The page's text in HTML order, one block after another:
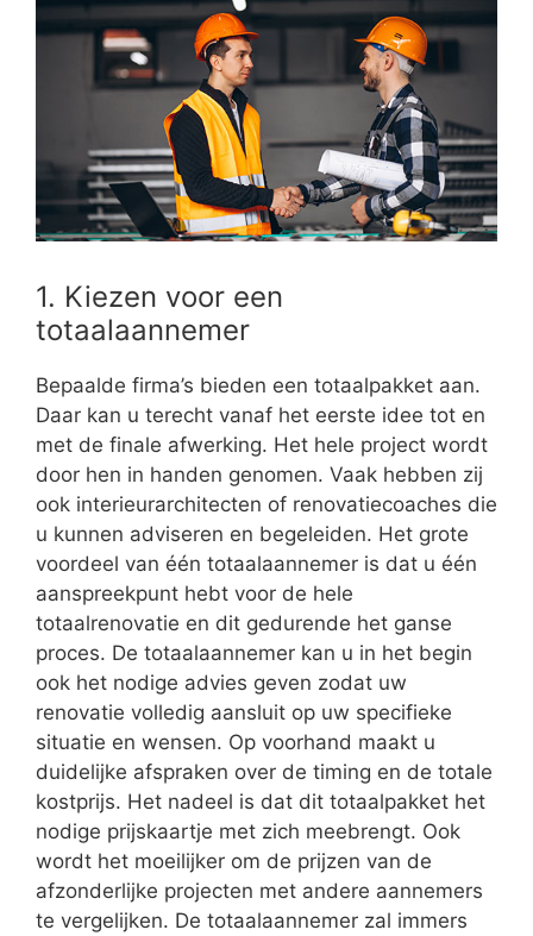
1. Kiezen voor een
totaalaannemer
Bepaalde firma’s bieden een totaalpakket aan.
Daar kan u terecht vanaf het eerste idee tot en
met de finale afwerking. Het hele project wordt
door hen in handen genomen. Vaak hebben zij
ook interieurarchitecten of renovatiecoaches die
u kunnen adviseren en begeleiden. Het grote
voordeel van één totaalaannemer is dat u één
aanspreekpunt hebt voor de hele
totaalrenovatie en dit gedurende het ganse
proces. De totaalaannemer kan u in het begin
ook het nodige advies geven zodat uw
renovatie volledig aansluit op uw specifieke
situatie en wensen. Op voorhand maakt u
duidelijke afspraken over de timing en de totale
kostprijs. Het nadeel is dat dit totaalpakket het
nodige prijskaartje met zich meebrengt. Ook
wordt het moeilijker om de prijzen van de
afzonderlijke projecten met andere aannemers
te vergelijken. De totaalaannemer zal immers